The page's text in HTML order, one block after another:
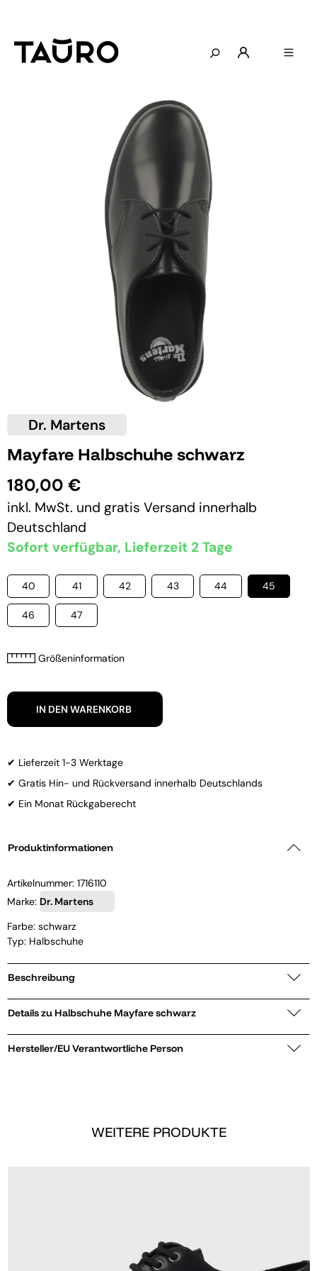
Dr. Martens
Mayfare Halbschuhe schwarz
180,00 €
inkl. MwSt. und gratis Versand innerhalb
Deutschland
Sofort verfügbar, Lieferzeit 2 Tage
40 41 42 43 44 45
46 47
Größeninformation
IN DEN WARENKORB
✔ Lieferzeit 1-3 Werktage
✔ Gratis Hin- und Rückversand innerhalb Deutschlands
✔ Ein Monat Rückgaberecht
Produktinformationen
Artikelnummer: 1716110
Marke: Dr. Martens
Farbe: schwarz
Typ: Halbschuhe
Beschreibung
Details zu Halbschuhe Mayfare schwarz
Hersteller/EU Verantwortliche Person
WEITERE PRODUKTE